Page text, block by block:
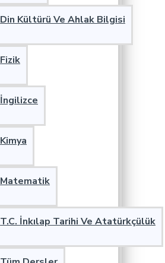
Din Kültürü Ve Ahlak Bilgisi
Fizik
İngilizce
Kimya
Matematik
T.C. İnkılap Tarihi Ve Atatürkçülük